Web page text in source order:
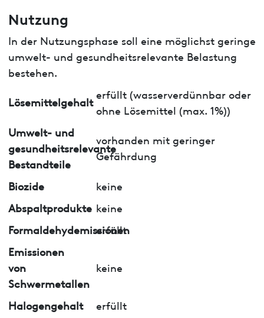
Nutzung
In der Nutzungsphase soll eine möglichst geringe
umwelt- und gesundheitsrelevante Belastung
bestehen.
Lösemittelgehalt
erfüllt (wasserverdünnbar oder
ohne Lösemittel (max. 1%))
Umwelt- und
gesundheitsrelevante
Bestandteile
vorhanden mit geringer
Gefährdung
Biozide
keine
Abspaltprodukte keine
Formaldehydemissionen
erfüllt
Emissionen
von
Schwermetallen
keine
Halogengehalt
erfüllt